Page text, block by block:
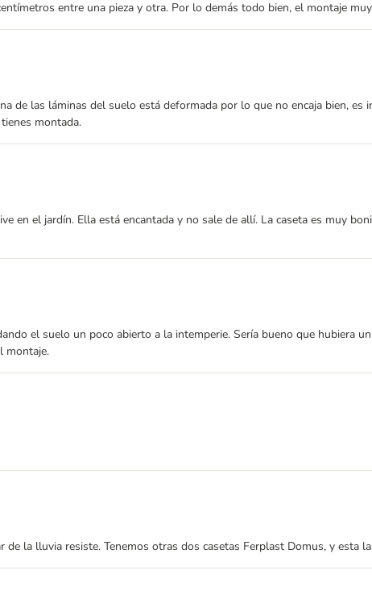
entre una pieza y otra. Por lo demás todo bien, el montaje
de las láminas del suelo está deformada por lo que no encaja bien, es
montada.
en el jardín. Ella está encantada y no sale de allí. La caseta es muy
el suelo un poco abierto a la intemperie. Sería bueno que hubiera
montaje.
la lluvia resiste. Tenemos otras dos casetas Ferplast Domus, y esta